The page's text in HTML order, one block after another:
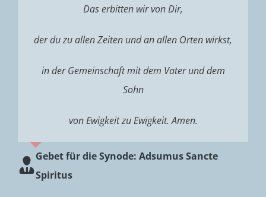
Das erbitten wir von Dir,
der du zu allen Zeiten und an allen Orten wirkst,
in der Gemeinschaft mit dem Vater und dem
Sohn
von Ewigkeit zu Ewigkeit. Amen.
Gebet für die Synode: Adsumus Sancte
Spiritus